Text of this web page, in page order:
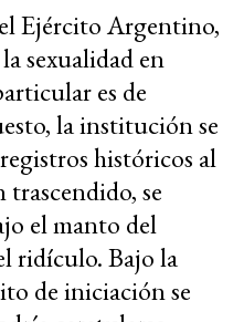
Ejército Argentino,
sexualidad en
es de
la institución se
históricos al
trascendido, se
el manto del
ridículo. Bajo la
de iniciación se